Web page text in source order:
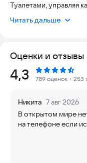
Туалетами, управляя
безопасна для
Особенности Туалет
- Разнообразные
- Широкий спектр
чудовищ до
- Система прокачки,
Читать дальше
Оценки и отзывы
Рейтинг:
4,3 789 оценок ・253
Никита 7 авг 2026
В открытом мире
на телефоне если